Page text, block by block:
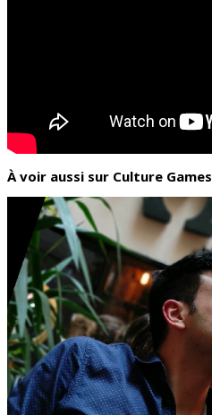
À voir aussi sur Culture Games